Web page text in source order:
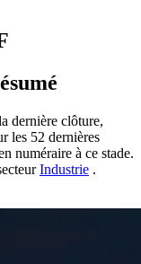
dernière clôture,
les 52 dernières
numéraire à ce stade.
Industrie .